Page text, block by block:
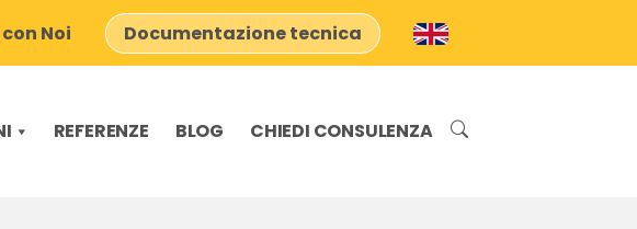
Noi Documentazione tecnica
REFERENZE BLOG CHIEDI CONSULENZA